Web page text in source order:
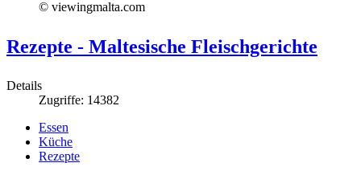
© viewingmalta.com
Rezepte - Maltesische Fleischgerichte
Details
Zugriffe: 14382
Essen
Küche
Rezepte